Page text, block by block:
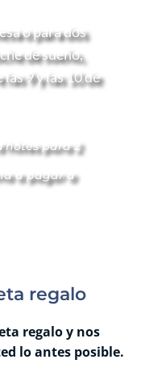
o para dos
de sueño,
para 2
a pagar a
regalo
regalo y nos
lo antes posible.